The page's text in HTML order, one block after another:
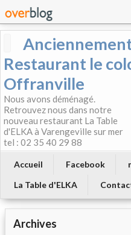
Restaurant le
Offranville
Nous avons déménagé.
Retrouvez nous dans notre
nouveau restaurant La Table
d'ELKA à Varengeville sur mer
tel : 02 35 40 29 88
Accueil Facebook
La Table d'ELKA
Archives